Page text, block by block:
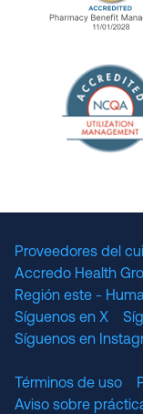
Proveedores del
Accredo Health
Región este -
Síguenos en X
Síguenos en
Términos de uso
Aviso sobre